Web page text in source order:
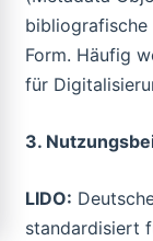
bibliografische
Form. Häufig
für
3.
LIDO:
standardisiert